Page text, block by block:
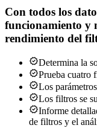
Con todos los
funcionamiento y
rendimiento del
Determina la
Prueba cuatro
Los
Los filtros se
Informe
de filtros y el